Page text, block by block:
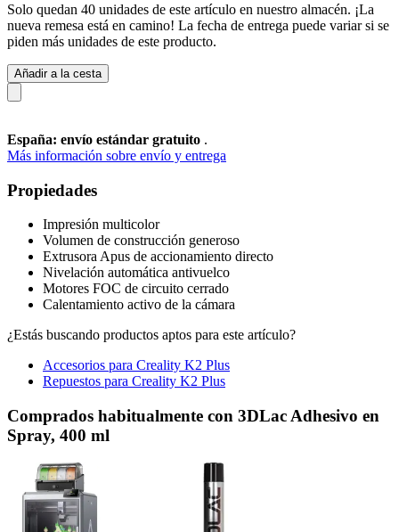
Solo quedan 40 unidades de este artículo en nuestro almacén. ¡La
nueva remesa está en camino! La fecha de entrega puede variar si se
piden más unidades de este producto.
Añadir a la cesta
España: envío estándar gratuito .
Más información sobre envío y entrega
Propiedades
Impresión multicolor
Volumen de construcción generoso
Extrusora Apus de accionamiento directo
Nivelación automática antivuelco
Motores FOC de circuito cerrado
Calentamiento activo de la cámara
¿Estás buscando productos aptos para este artículo?
Accesorios para Creality K2 Plus
Repuestos para Creality K2 Plus
Comprados habitualmente con 3DLac Adhesivo en
Spray, 400 ml